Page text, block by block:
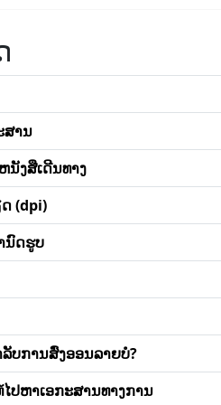
ສານ
ງສືເດີນທາງ
(dpi)
ນົດຮູບ
ບການສົ່ງອອນລາຍບໍ?
ໄປຫາເອກະສານທາງການ